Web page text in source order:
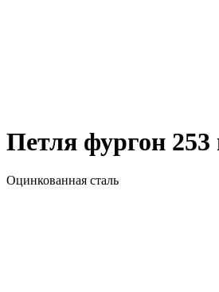
Петля фургон
Оцинкованная сталь